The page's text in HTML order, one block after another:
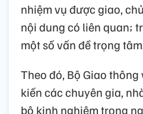
nhiệm vụ được giao,
nội dung có liên quan;
một số vấn đề trọng
Theo đó, Bộ Giao
kiến các chuyên gia,
bộ kinh nghiệm trong